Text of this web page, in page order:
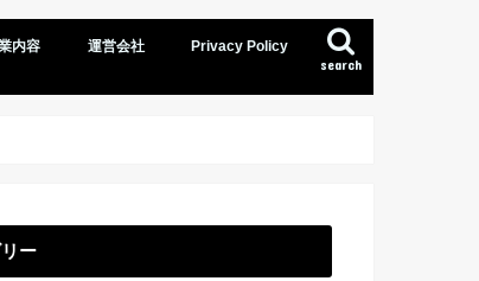
search
内容 運営会社 Privacy Policy
ー